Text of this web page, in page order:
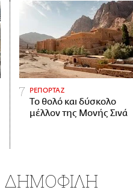
ΡΕΠΟΡΤΑΖ
Το θολό και δύσκολο
μέλλον της Μονής Σινά
ΔΗΜΟΦΙΛΗ